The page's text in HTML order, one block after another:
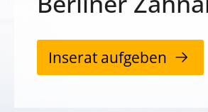
Inserat aufgeben